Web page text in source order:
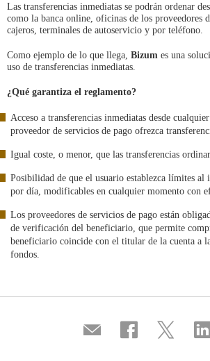
Las transferencias inmediatas se podrán ordenar
como la banca online, oficinas de los proveedores
cajeros, terminales de autoservicio y por teléfono.
Como ejemplo de lo que llega, Bizum es una
uso de transferencias inmediatas.
¿Qué garantiza el reglamento?
Acceso a transferencias inmediatas desde
proveedor de servicios de pago ofrezca
Igual coste, o menor, que las transferencias
Posibilidad de que el usuario establezca límites al
por día, modificables en cualquier momento con
Los proveedores de servicios de pago están
de verificación del beneficiario, que permite
beneficiario coincide con el titular de la cuenta a
fondos.
Compartir
por
Compartir
en
Compartir
en
en